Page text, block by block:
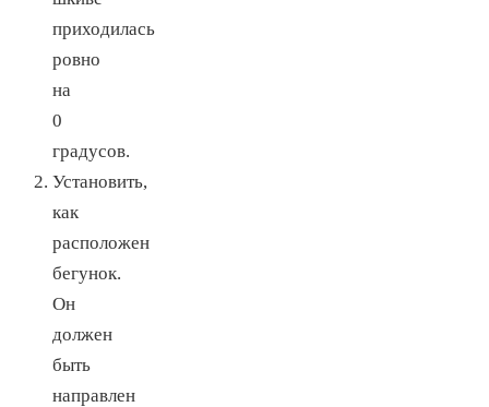
приходилась
ровно
на
0
градусов.
Установить,
как
расположен
бегунок.
Он
должен
быть
направлен